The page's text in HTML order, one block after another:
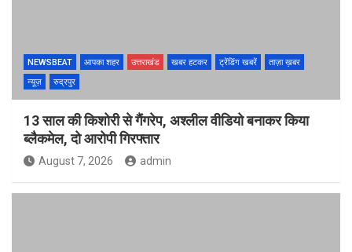
NEWSBEAT आपका शहर उत्तराखंड खबर हटकर ट्रेंडिंग खबरें
ताज़ा ख़बर
न्यूज़
रुद्रपुर
13 साल की किशोरी से गैंगरेप, अश्लील वीडियो बनाकर किया
ब्लैकमेल, दो आरोपी गिरफ्तार
August 7, 2026 admin